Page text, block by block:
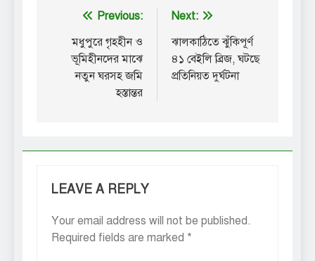
Post
navigation
Previous:
মধুপুরে গৃহহীন ও
ভূমিহীনদের মাঝে
নতুন ঘরসহ জমি
হস্তান্তর
Next:
ঝালকাঠিতে ঝুঁকিপূর্ণ
৪১ বেইলি ব্রিজ, ঘটছে
প্রতিনিয়ত দুর্ঘটনা
LEAVE A REPLY
Your email address will not be published.
Required fields are marked *